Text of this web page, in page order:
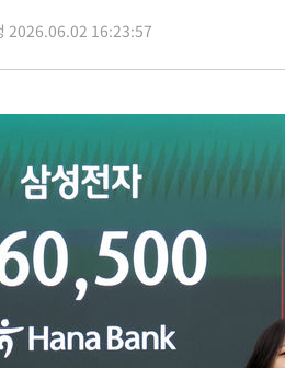
약보합…0.60% 내린 6258.77에 마쳐
7.7원 내린 1416.1원 마감
구 파문…"국민적 공분에 수사 재개"
접대 파문까지…'쑥대밭' 된 축구협회
위원장에 김태유 서울대 공대 교수…이병태
마드리드 첫 훈련…80명 식사 대접까지(종합)
7월에 2.3만개 순감하고 그 전 2개월 10.3만개
일자리 7월에 2.3만 개 줄어…실업률은
동산 공급 기존 사고방식 매달리지 말고 과
2026.06.02 16:23:57